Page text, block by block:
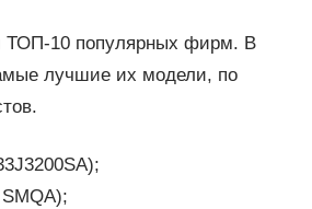
ТОП-10 популярных фирм. В
лучшие их модели, по